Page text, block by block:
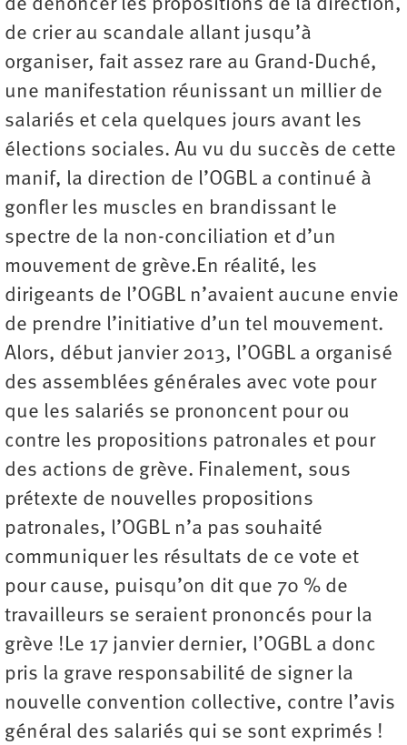
de dénoncer les propositions de la direction,
de crier au scandale allant jusqu’à
organiser, fait assez rare au Grand-Duché,
une manifestation réunissant un millier de
salariés et cela quelques jours avant les
élections sociales. Au vu du succès de cette
manif, la direction de l’OGBL a continué à
gonfler les muscles en brandissant le
spectre de la non-conciliation et d’un
mouvement de grève.En réalité, les
dirigeants de l’OGBL n’avaient aucune envie
de prendre l’initiative d’un tel mouvement.
Alors, début janvier 2013, l’OGBL a organisé
des assemblées générales avec vote pour
que les salariés se prononcent pour ou
contre les propositions patronales et pour
des actions de grève. Finalement, sous
prétexte de nouvelles propositions
patronales, l’OGBL n’a pas souhaité
communiquer les résultats de ce vote et
pour cause, puisqu’on dit que 70 % de
travailleurs se seraient prononcés pour la
grève !Le 17 janvier dernier, l’OGBL a donc
pris la grave responsabilité de signer la
nouvelle convention collective, contre l’avis
général des salariés qui se sont exprimés !